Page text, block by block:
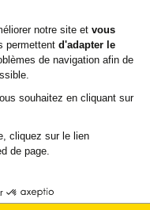
Cartouche d'encre
FranceToner
(LC1000BK)...